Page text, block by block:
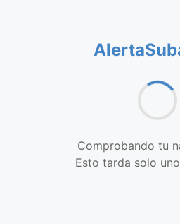
Comprobando tu
Esto tarda solo